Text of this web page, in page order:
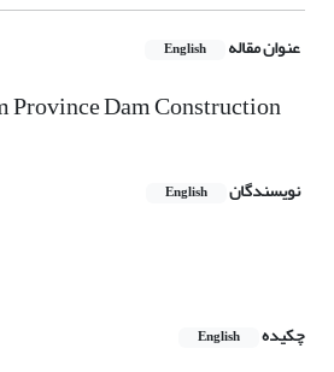
عنوان مقاله English
Province Dam Construction
نویسندگان English
چکیده
English